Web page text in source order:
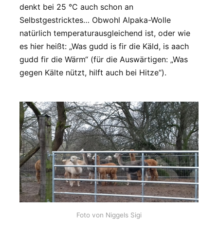
denkt bei 25 °C auch schon an
Selbstgestricktes… Obwohl Alpaka-Wolle
natürlich temperaturausgleichend ist, oder wie
es hier heißt: „Was gudd is fir die Käld, is aach
gudd fir die Wärm“ (für die Auswärtigen: „Was
gegen Kälte nützt, hilft auch bei Hitze“).
Foto von Niggels Sigi